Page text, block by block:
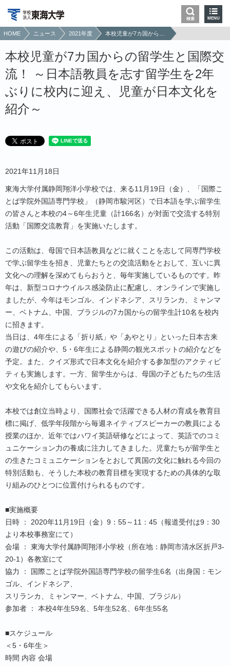
検索 MENU
HOME ニュース 2021年度
本校児童が7カ国からの留学生と国際交
流！ ～日本語教員を志す留学生を2年
ぶりに校内に迎え、児童が日本文化を
紹介～
2021年11月18日
東海大学付属静岡翔洋小学校では、来る11月19日（金）、「国際こ
とば学院外国語専門学校」（静岡市駿河区）で日本語を学ぶ留学生
の皆さんと本校の4～6年生児童（計166名）が対面で交流する特別
活動「国際交流教育」を実施いたします。
この活動は、母国で日本語教員などに就くことを志して同専門学校
で学ぶ留学生を招き、児童たちとの交流活動をとおして、互いに異
文化への理解を深めてもらおうと、毎年実施しているものです。昨
年は、新型コロナウイルス感染防止に配慮し、オンラインで実施し
ましたが、今年はモンゴル、インドネシア、スリランカ、ミャンマ
ー、ベトナム、中国、ブラジルの7カ国からの留学生計10名を校内
に招きます。
当日は、4年生による「折り紙」や「あやとり」といった日本古来
の遊びの紹介や、5・6年生による静岡の観光スポットの紹介などを
予定。また、クイズ形式で日本文化を紹介する参加型のアクティビ
ティも実施します。一方、留学生からは、母国の子どもたちの生活
や文化を紹介してもらいます。
本校では創立当時より、国際社会で活躍できる人材の育成を教育目
標に掲げ、低学年段階から毎週ネイティブスピーカーの教員による
授業のほか、近年ではハワイ英語研修などによって、英語でのコミ
ュニケーション力の養成に注力してきました。児童たちが留学生と
の生きたコミュニケーションをとおして異国の文化に触れる今回の
特別活動も、そうした本校の教育目標を実現するための具体的な取
り組みのひとつに位置付けられるものです。
■実施概要
日時 ： 2020年11月19日（金）9：55～11：45（報道受付は9：30
より本校事務室にて）
会場 ： 東海大学付属静岡翔洋小学校（所在地：静岡市清水区折戸3-
20-1）各教室にて
協力 ： 国際ことば学院外国語専門学校の留学生6名（出身国：モン
ゴル、インドネシア、
スリランカ、ミャンマー、ベトナム、中国、ブラジル）
参加者 ： 本校4年生59名、5年生52名、6年生55名
■スケジュール
＜5・6年生＞
時間 内容 会場